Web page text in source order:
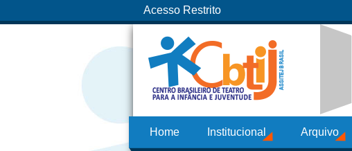
Acesso Restrito
Home Institucional Arquivo